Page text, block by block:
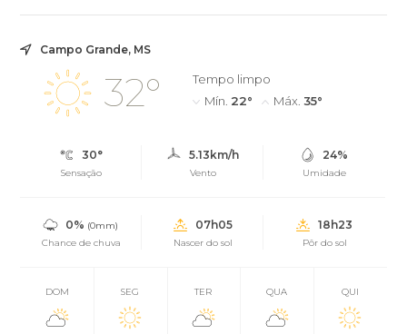
Campo Grande, MS
32°
Tempo limpo
Mín. 22° Máx. 35°
30°
Sensação
5.13km/h
Vento
24%
Umidade
0% (0mm)
Chance de chuva
07h05
Nascer do sol
18h23
Pôr do sol
DOM SEG TER QUA QUI